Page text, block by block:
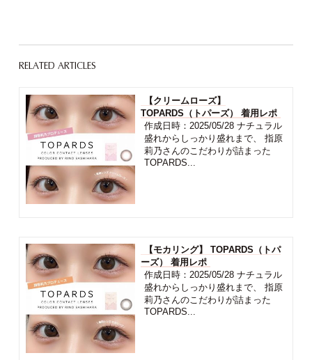
RELATED ARTICLES
【クリームローズ】
TOPARDS（トパーズ） 着用レポ
作成日時：2025/05/28 ナチュラル
盛れからしっかり盛れまで、 指原
莉乃さんのこだわりが詰まった
TOPARDS...
【モカリング】 TOPARDS（トパ
ーズ） 着用レポ
作成日時：2025/05/28 ナチュラル
盛れからしっかり盛れまで、 指原
莉乃さんのこだわりが詰まった
TOPARDS...